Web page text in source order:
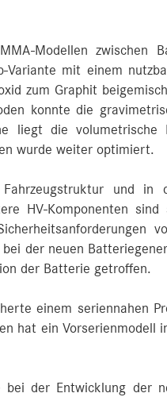
Modellen zwischen
Variante mit einem
zum Graphit
konnte die
liegt die volumetrische
wurde weiter optimiert.
und in
HV-Komponenten sind
der neuen
der Batterie getroffen.
einem seriennahen
hat ein Vorserienmodell
bei der Entwicklung der